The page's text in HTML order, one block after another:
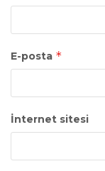
E-posta *
İnternet sitesi